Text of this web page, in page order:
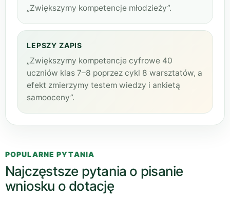
„Zwiększymy kompetencje młodzieży”.
LEPSZY ZAPIS
„Zwiększymy kompetencje cyfrowe 40
uczniów klas 7–8 poprzez cykl 8 warsztatów, a
efekt zmierzymy testem wiedzy i ankietą
samooceny”.
POPULARNE PYTANIA
Najczęstsze pytania o pisanie
wniosku o dotację